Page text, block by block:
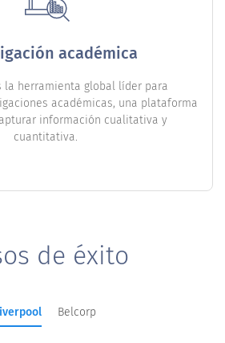
académica
la herramienta global líder para
académicas, una plataforma
información cualitativa y
cuantitativa.
de éxito
Belcorp